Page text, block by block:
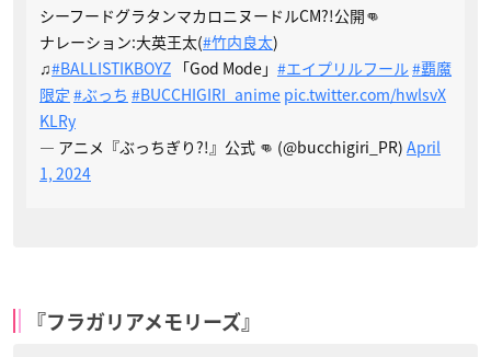
シーフードグラタンマカロニヌードルCM?!公開👊
ナレーション:大英王太(#竹内良太)
♫#BALLISTIKBOYZ 「God Mode」 #エイプリルフール#覇魔
限定 #ぶっち #BUCCHIGIRI_anime pic.twitter.com/hwlsvX
KLRy
— アニメ『ぶっちぎり?!』公式 👊 (@bucchigiri_PR) April
1, 2024
『フラガリアメモリーズ』